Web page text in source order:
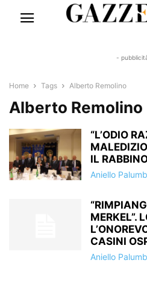
-
Home Tags Alberto Remolino
Alberto Remolino
“L’ODIO
IL
Aniello
MERKEL”.
CASINI
Aniello